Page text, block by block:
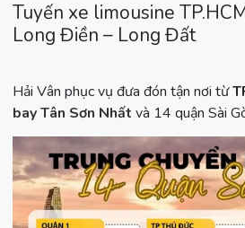
Tuyến xe limousine
Long Điền – Long Đất
Hải Vân phục vụ đưa đón tận nơi từ
bay Tân Sơn Nhất và 14 quận Sài